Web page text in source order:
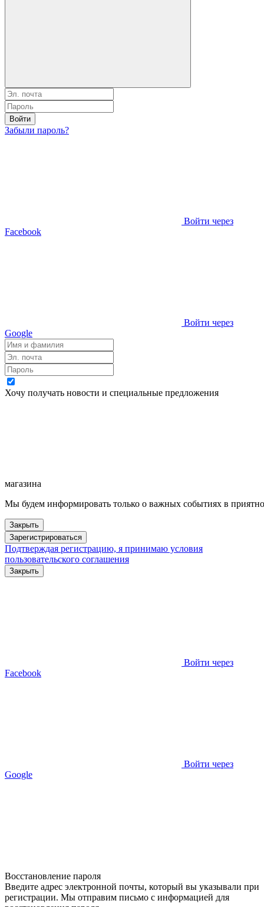
Войти
Забыли пароль?
Войти через
Facebook
Войти через
Google
Хочу получать новости и специальные предложения
магазина
Мы будем информировать только о важных событиях в
Закрыть
Зарегистрироваться
Подтверждая регистрацию, я принимаю условия
пользовательского соглашения
Закрыть
Войти через
Facebook
Войти через
Google
Восстановление пароля
Введите адрес электронной почты, который вы указывали при
регистрации. Мы отправим письмо с информацией для